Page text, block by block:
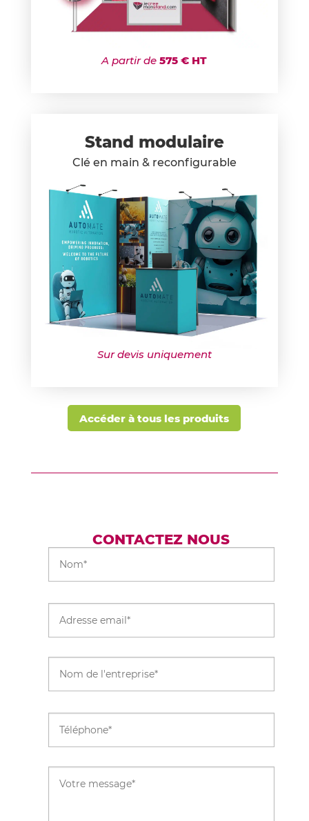
A partir de575 € HT
Stand modulaire
Clé en main & reconfigurable
Sur devis uniquement
Accéder à tous les produits
CONTACTEZ NOUS